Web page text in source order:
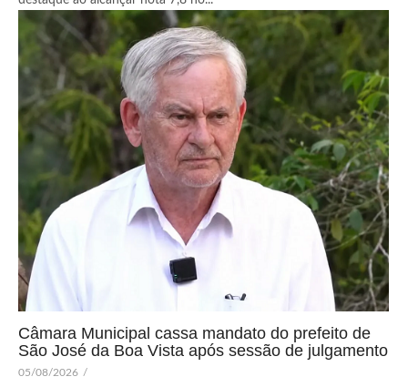
Câmara Municipal cassa mandato do prefeito de
São José da Boa Vista após sessão de julgamento
05/08/2026 /